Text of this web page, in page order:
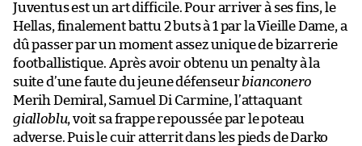
Juventus est un art difficile. Pour arriver à ses fins, le
Hellas, finalement battu 2 buts à 1 par la Vieille Dame, a
dû passer par un moment assez unique de bizarrerie
footballistique. Après avoir obtenu un penalty à la
suite d’une faute du jeune défenseurbianconero
Merih Demiral, Samuel Di Carmine, l’attaquant
gialloblu, voit sa frappe repoussée par le poteau
adverse. Puis le cuir atterrit dans les pieds de Darko